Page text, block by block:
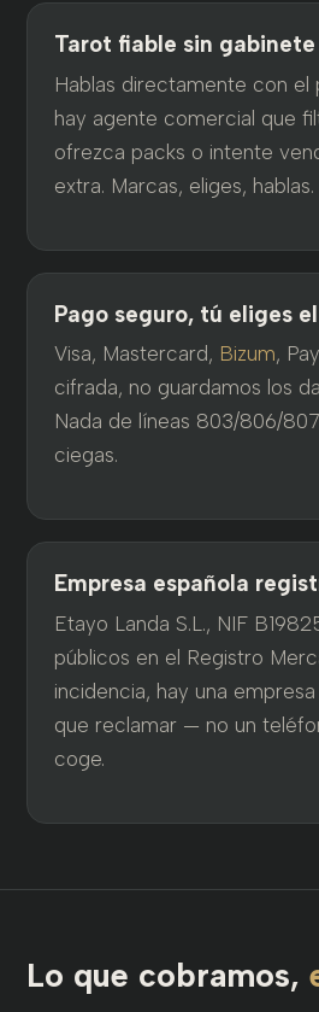
Tarot fiable sin gabinete
Hablas directamente con el
hay agente comercial que
ofrezca packs o intente
extra. Marcas, eliges, hablas.
Pago seguro, tú eliges
Visa, Mastercard, Bizum,
cifrada, no guardamos los
Nada de líneas 803/806/
ciegas.
Empresa española
Etayo Landa S.L., NIF
públicos en el Registro
incidencia, hay una
que reclamar — no un
coge.
Lo que cobramos,